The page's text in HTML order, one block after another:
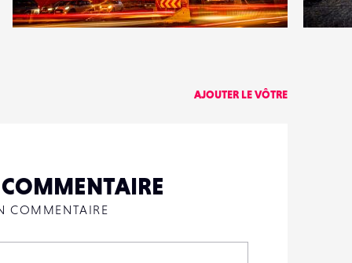
0
17
0
AJOUTER LE VÔTRE
COMMENTAIRE